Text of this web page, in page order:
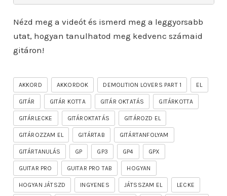
Nézd meg a videót és ismerd meg a leggyorsabb
utat, hogyan tanulhatod meg kedvenc számaid
gitáron!
AKKORD AKKORDOK DEMOLITION LOVERS PART 1 EL
GITÁR GITÁR KOTTA GITÁR OKTATÁS GITÁRKOTTA
GITÁRLECKE GITÁROKTATÁS GITÁROZD EL
GITÁROZZAM EL GITÁRTAB GITÁRTANFOLYAM
GITÁRTANULÁS GP GP3 GP4 GPX
GUITAR PRO GUITAR PRO TAB HOGYAN
HOGYAN JÁTSZD INGYENES JÁTSSZAM EL LECKE